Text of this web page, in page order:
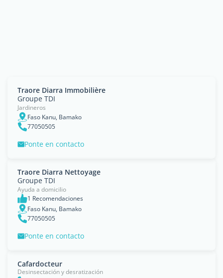
Traore Diarra Immobilière
Groupe TDI
Jardineros
Faso Kanu, Bamako
77050505
Ponte en contacto
Traore Diarra Nettoyage
Groupe TDI
Ayuda a domicilio
1 Recomendaciones
Faso Kanu, Bamako
77050505
Ponte en contacto
Cafardocteur
Desinsectación y desratización